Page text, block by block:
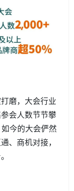
磨，大会行业
会人数节节攀
今的大会俨然
、商机对接，